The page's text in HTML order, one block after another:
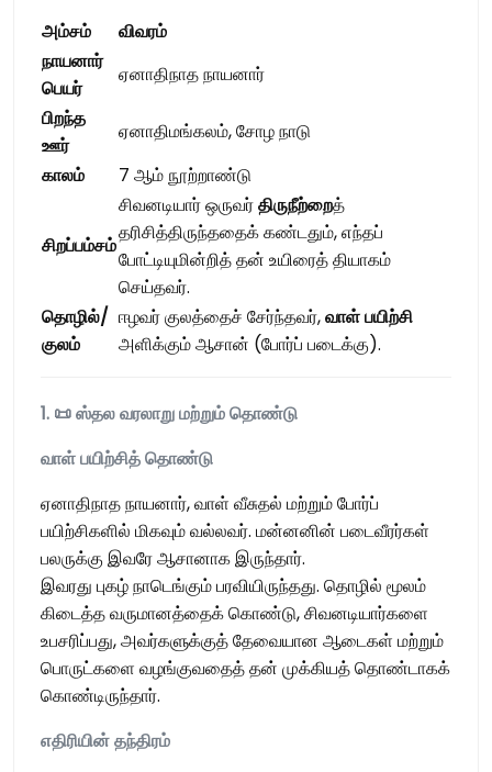
அம்சம்
விவரம்
நாயனார்
பெயர்
ஏனாதிநாத நாயனார்
பிறந்த
ஊர்
ஏனாதிமங்கலம், சோழ நாடு
காலம்
7 ஆம் நூற்றாண்டு
சிறப்பம்சம்
சிவனடியார் ஒருவர்திருநீற்றைத்
தரிசித்திருந்ததைக் கண்டதும், எந்தப்
போட்டியுமின்றித் தன் உயிரைத் தியாகம்
செய்தவர்.
தொழில்/
குலம்
ஈழவர் குலத்தைச் சேர்ந்தவர்,வாள்பயிற்சி
அளிக்கும் ஆசான் (போர்ப் படைக்கு).
1. 📜ஸ்தலவரலாறுமற்றும்தொண்டு
வாள்பயிற்சித்தொண்டு
ஏனாதிநாத நாயனார், வாள் வீசுதல் மற்றும் போர்ப்
பயிற்சிகளில் மிகவும் வல்லவர். மன்னனின் படைவீரர்கள்
பலருக்கு இவரே ஆசானாக இருந்தார்.
இவரது புகழ் நாடெங்கும் பரவியிருந்தது. தொழில் மூலம்
கிடைத்த வருமானத்தைக் கொண்டு, சிவனடியார்களை
உபசரிப்பது, அவர்களுக்குத் தேவையான ஆடைகள் மற்றும்
பொருட்களை வழங்குவதைத் தன் முக்கியத் தொண்டாகக்
கொண்டிருந்தார்.
எதிரியின்தந்திரம்